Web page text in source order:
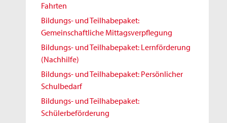
Fahrten
Bildungs- und Teilhabepaket:
Gemeinschaftliche Mittagsverpflegung
Bildungs- und Teilhabepaket: Lernförderung
(Nachhilfe)
Bildungs- und Teilhabepaket: Persönlicher
Schulbedarf
Bildungs- und Teilhabepaket:
Schülerbeförderung